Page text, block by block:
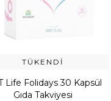
TÜKENDI
Life Folidays 30 Kapsül
Gıda Takviyesi